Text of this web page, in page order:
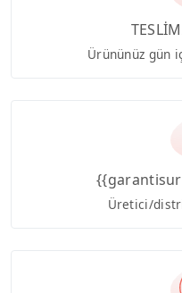
Ürününüz gün
Üretici/